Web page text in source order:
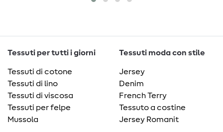
Tessuti per tutti i giorni
Tessuti di cotone
Tessuti di lino
Tessuti di viscosa
Tessuti per felpe
Mussola
Tessuti moda con stile
Jersey
Denim
French Terry
Tessuto a costine
Jersey Romanit